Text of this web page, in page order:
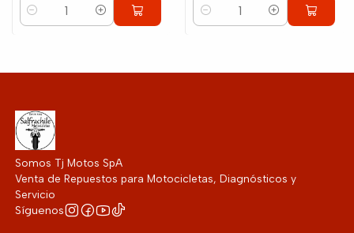
Cantidad Cantidad
Somos Tj Motos SpA
Venta de Repuestos para Motocicletas, Diagnósticos y
Servicio
Síguenos